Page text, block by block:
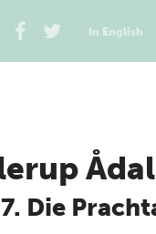
In English
Ådal
Die